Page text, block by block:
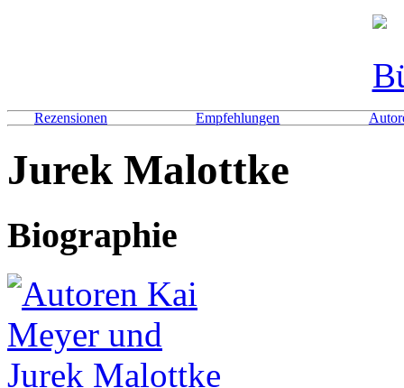
Rezensionen Empfehlungen
Jurek Malottke
Biographie